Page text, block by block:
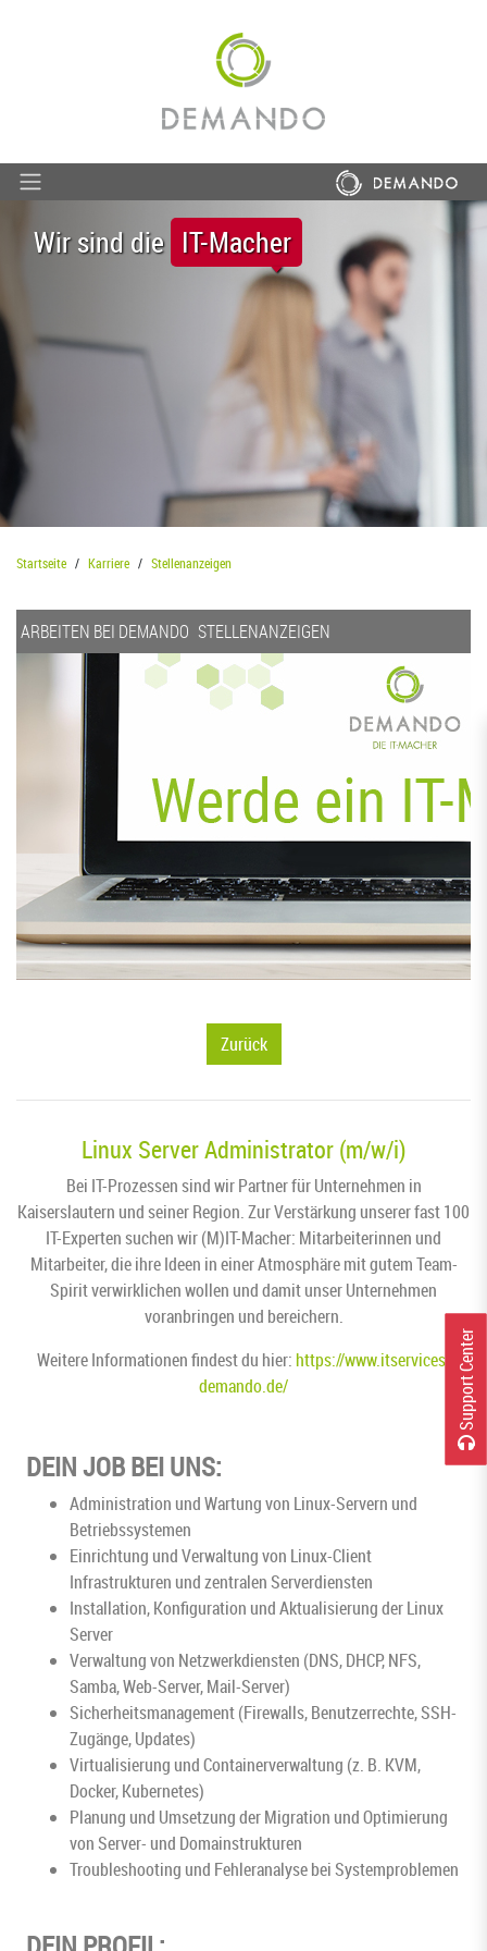
S
u
p
p
o
r
t
C
e
n
t
e
r
Wir sind die IT-Macher
Startseite Karriere Stellenanzeigen
ARBEITEN BEI DEMANDO STELLENANZEIGEN
Zurück
Linux Server Administrator (m/w/i)
Bei IT-Prozessen sind wir Partner für Unternehmen in
Kaiserslautern und seiner Region. Zur Verstärkung unserer fast 100
IT-Experten suchen wir (M)IT-Macher: Mitarbeiterinnen und
Mitarbeiter, die ihre Ideen in einer Atmosphäre mit gutem Team-
Spirit verwirklichen wollen und damit unser Unternehmen
voranbringen und bereichern.
Weitere Informationen findest du hier:https://www.itservices-
demando.de/
DEIN JOB BEI UNS:
Administration und Wartung von Linux-Servern und
Betriebssystemen
Einrichtung und Verwaltung von Linux-Client
Infrastrukturen und zentralen Serverdiensten
Installation, Konfiguration und Aktualisierung der Linux
Server
Verwaltung von Netzwerkdiensten (DNS, DHCP, NFS,
Samba, Web-Server, Mail-Server)
Sicherheitsmanagement (Firewalls, Benutzerrechte, SSH-
Zugänge, Updates)
Virtualisierung und Containerverwaltung (z. B. KVM,
Docker, Kubernetes)
Planung und Umsetzung der Migration und Optimierung
von Server- und Domainstrukturen
Troubleshooting und Fehleranalyse bei Systemproblemen